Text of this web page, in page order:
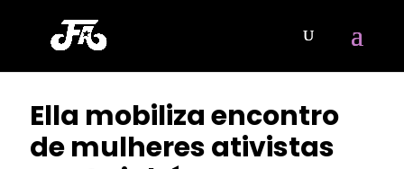
Ella mobiliza encontro
de mulheres ativistas